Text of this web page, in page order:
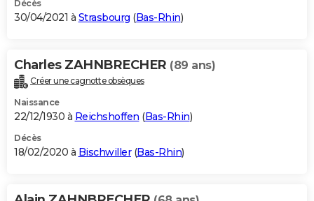
Décès
30/04/2021 à Strasbourg (Bas-Rhin)
Charles ZAHNBRECHER (89 ans)
Créer une cagnotte obsèques
Naissance
22/12/1930 à Reichshoffen (Bas-Rhin)
Décès
18/02/2020 à Bischwiller(Bas-Rhin)